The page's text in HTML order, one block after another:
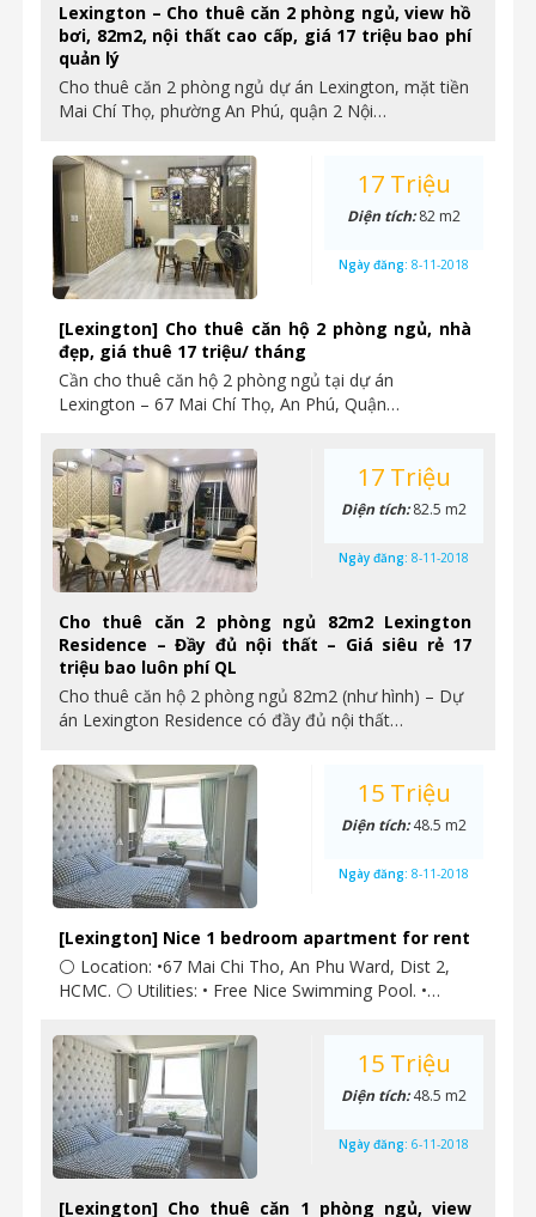
Lexington – Cho thuê căn 2 phòng ngủ, view hồ
bơi, 82m2, nội thất cao cấp, giá 17 triệu bao phí
quản lý
Cho thuê căn 2 phòng ngủ dự án Lexington, mặt tiền
Mai Chí Thọ, phường An Phú, quận 2 Nội…
[Lexington] Cho thuê căn hộ 2 phòng ngủ, nhà
đẹp, giá thuê 17 triệu/ tháng
Cần cho thuê căn hộ 2 phòng ngủ tại dự án
Lexington – 67 Mai Chí Thọ, An Phú, Quận…
17 Triệu
Diện tích:82 m2
Ngày đăng: 8-11-2018
Cho thuê căn 2 phòng ngủ 82m2 Lexington
Residence – Đầy đủ nội thất – Giá siêu rẻ 17
triệu bao luôn phí QL
Cho thuê căn hộ 2 phòng ngủ 82m2 (như hình) – Dự
án Lexington Residence có đầy đủ nội thất…
17 Triệu
Diện tích:82.5 m2
Ngày đăng: 8-11-2018
[Lexington] Nice 1 bedroom apartment for rent
⚪ Location: •67 Mai Chi Tho, An Phu Ward, Dist 2,
HCMC. ⚪ Utilities: • Free Nice Swimming Pool. •…
15 Triệu
Diện tích:48.5 m2
Ngày đăng: 8-11-2018
[Lexington] Cho thuê căn 1 phòng ngủ, view
15 Triệu
Diện tích:48.5 m2
Ngày đăng: 6-11-2018